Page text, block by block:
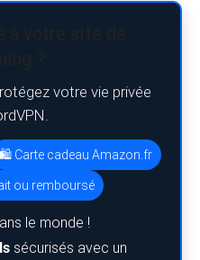
votre vie privée
🛍️ Carte cadeau Amazon.fr
ou remboursé
le monde !
sécurisés avec un